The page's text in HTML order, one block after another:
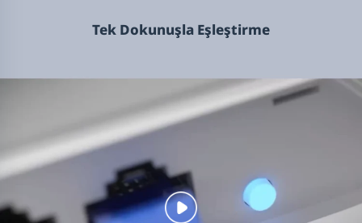
Tek Dokunuşla Eşleştirme